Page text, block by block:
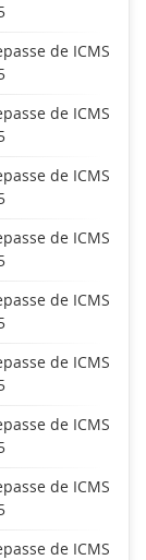
de ICMS
de ICMS
de ICMS
de ICMS
de ICMS
de ICMS
de ICMS
de ICMS
de ICMS